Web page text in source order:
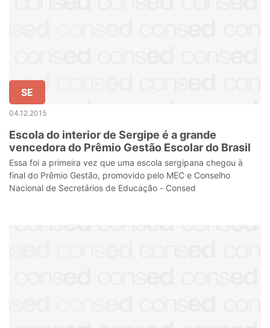
SE
04.12.2015
Escola do interior de Sergipe é a grande
vencedora do Prêmio Gestão Escolar do Brasil
Essa foi a primeira vez que uma escola sergipana chegou à
final do Prêmio Gestão, promovido pelo MEC e Conselho
Nacional de Secretários de Educação - Consed